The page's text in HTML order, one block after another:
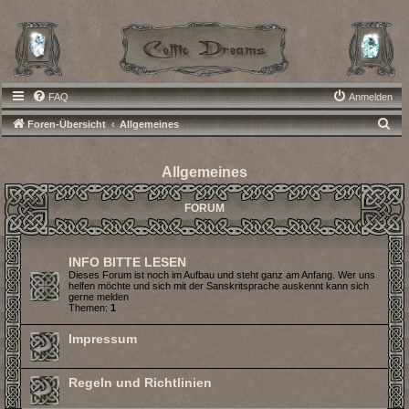
FAQ Anmelden
Foren-Übersicht Allgemeines
S
h
e
Allgemeines
FORUM
INFO BITTE LESEN
Dieses Forum ist noch im Aufbau und steht ganz am Anfang. Wer uns
helfen möchte und sich mit der Sanskritsprache auskennt kann sich
gerne melden
Themen: 1
Impressum
Regeln und Richtlinien